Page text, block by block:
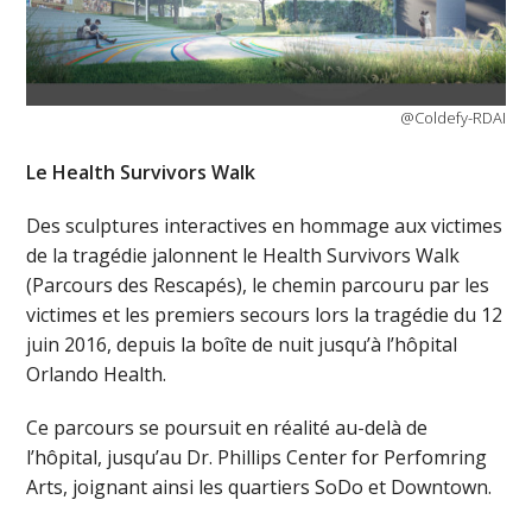
@Coldefy-RDAI
Le Health Survivors Walk
Des sculptures interactives en hommage aux victimes
de la tragédie jalonnent le Health Survivors Walk
(Parcours des Rescapés), le chemin parcouru par les
victimes et les premiers secours lors la tragédie du 12
juin 2016, depuis la boîte de nuit jusqu’à l’hôpital
Orlando Health.
Ce parcours se poursuit en réalité au-delà de
l’hôpital, jusqu’au Dr. Phillips Center for Perfomring
Arts, joignant ainsi les quartiers SoDo et Downtown.